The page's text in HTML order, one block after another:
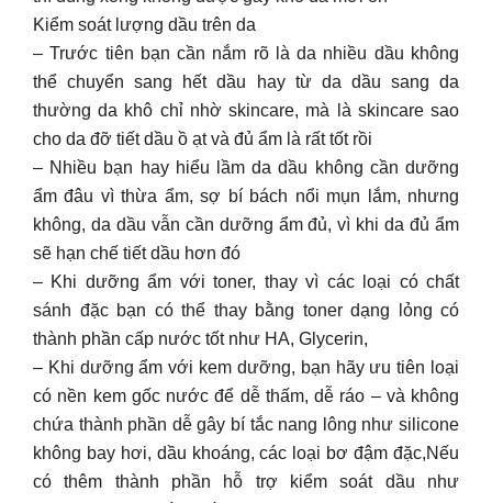
Kiểm soát lượng dầu trên da
– Trước tiên bạn cần nắm rõ là da nhiều dầu không
thể chuyển sang hết dầu hay từ da dầu sang da
thường da khô chỉ nhờ skincare, mà là skincare sao
cho da đỡ tiết dầu ồ ạt và đủ ẩm là rất tốt rồi
– Nhiều bạn hay hiểu lầm da dầu không cần dưỡng
ẩm đâu vì thừa ẩm, sợ bí bách nổi mụn lắm, nhưng
không, da dầu vẫn cần dưỡng ẩm đủ, vì khi da đủ ẩm
sẽ hạn chế tiết dầu hơn đó
– Khi dưỡng ẩm với toner, thay vì các loại có chất
sánh đặc bạn có thể thay bằng toner dạng lỏng có
thành phần cấp nước tốt như HA, Glycerin,
– Khi dưỡng ẩm với kem dưỡng, bạn hãy ưu tiên loại
có nền kem gốc nước để dễ thấm, dễ ráo – và không
chứa thành phần dễ gây bí tắc nang lông như silicone
không bay hơi, dầu khoáng, các loại bơ đậm đặc,Nếu
có thêm thành phần hỗ trợ kiểm soát dầu như